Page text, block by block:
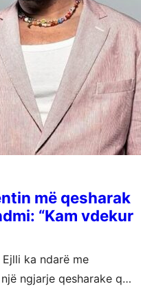
më qesharak
“Kam vdekur
ka ndarë me
ngjarje qesharake që,